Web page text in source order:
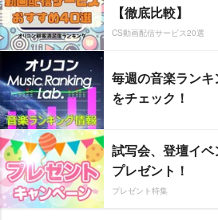
【徹底比較】
CS動画配信サービス20選
毎週の音楽ラン
をチェック！
試写会、登壇イ
プレゼント！
プレゼント特集